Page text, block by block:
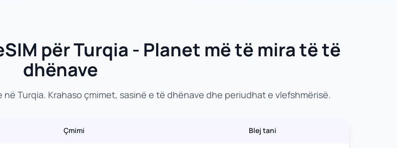
për Turqia - Planet më të mira të të
dhënave
Turqia. Krahaso çmimet, sasinë e të dhënave dhe periudhat e vlefshmërisë.
Çmimi Blej tani